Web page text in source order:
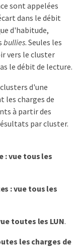
sont appelées
dans le débit
d'habitude,
bullies. Seules les
vers le cluster
le débit de lecture.
d'une
les charges de
à partir des
par cluster.
: vue tous les
: vue tous les
toutes les LUN.
les charges de